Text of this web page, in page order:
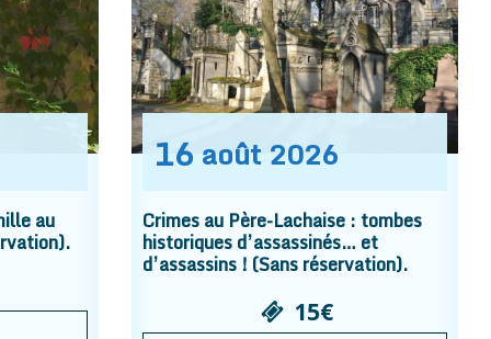
au
16 août 2026
Crimes au Père-Lachaise : tombes
historiques d’assassinés… et
d’assassins ! (Sans réservation).
15€